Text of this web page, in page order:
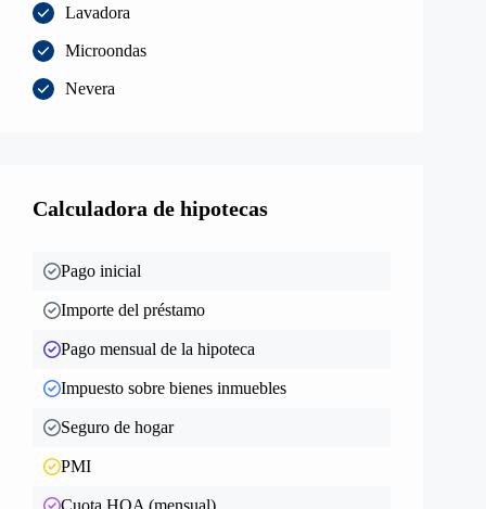
Lavadora
Microondas
Nevera
Calculadora de hipotecas
Pago inicial
Importe del préstamo
Pago mensual de la hipoteca
Impuesto sobre bienes inmuebles
Seguro de hogar
PMI
Cuota HOA (mensual)